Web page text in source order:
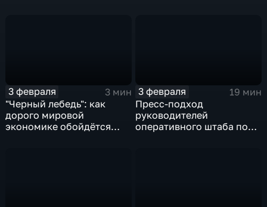
3 февраля
3 мин
"Черный лебедь": как
дорого мировой
экономике обойдётся
3 февраля
19 мин
Пресс-подход
руководителей
оперативного штаба по